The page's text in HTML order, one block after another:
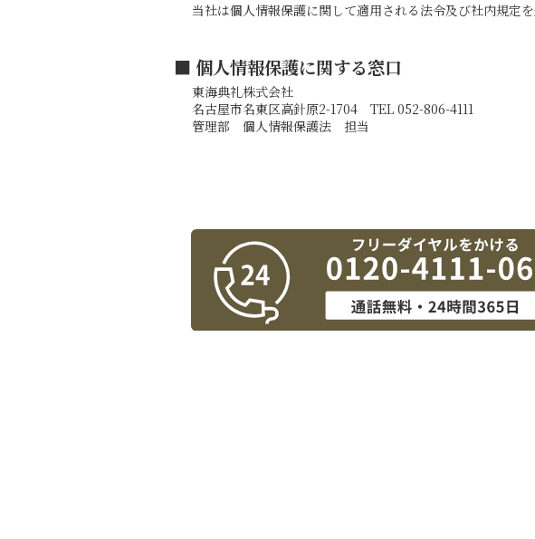
当社は個人情報保護に関して適用される法令及び社内規定
■ 個人情報保護に関する窓口
東海典礼株式会社
名古屋市名東区高針原2-1704 TEL 052-806-4111
管理部 個人情報保護法 担当